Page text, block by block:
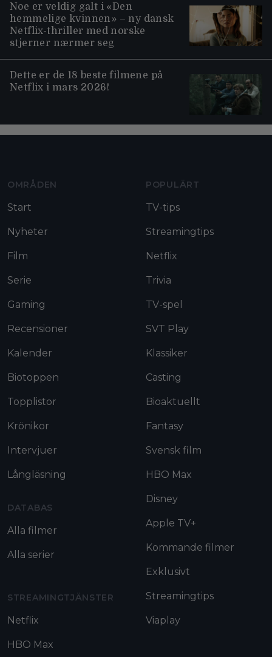
Noe er veldig galt i «Den
hemmelige kvinnen» – ny dansk
Netflix-thriller med norske
stjerner nærmer seg
Dette er de 18 beste filmene på
Netflix i mars 2026!
OMRÅDEN
Start
Nyheter
Film
Serie
Gaming
Recensioner
Kalender
Biotoppen
Topplistor
Krönikor
Intervjuer
Långläsning
DATABAS
Alla filmer
Alla serier
STREAMINGTJÄNSTER
Netflix
HBO Max
POPULÄRT
TV-tips
Streamingtips
Netflix
Trivia
TV-spel
SVT Play
Klassiker
Casting
Bioaktuellt
Fantasy
Svensk film
HBO Max
Disney
Apple TV+
Kommande filmer
Exklusivt
Streamingtips
Viaplay